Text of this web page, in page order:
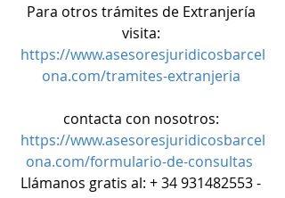
Para otros trámites de Extranjería
visita:
https://www.asesoresjuridicosbarcel
ona.com/tramites-extranjeria
contacta con nosotros:
https://www.asesoresjuridicosbarcel
ona.com/formulario-de-consultas
Llámanos gratis al: + 34 931482553 -